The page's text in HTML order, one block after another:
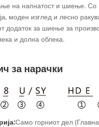
на напнатост и шиење. Со
моден изглед и лесно
додаток за шиење за
и долна облека.
за нарачки
Само горниот дел